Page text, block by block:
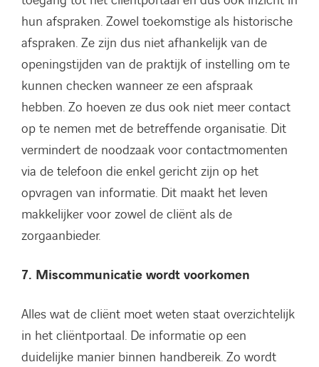
hun afspraken. Zowel toekomstige als historische
afspraken. Ze zijn dus niet afhankelijk van de
openingstijden van de praktijk of instelling om te
kunnen checken wanneer ze een afspraak
hebben. Zo hoeven ze dus ook niet meer contact
op te nemen met de betreffende organisatie. Dit
vermindert de noodzaak voor contactmomenten
via de telefoon die enkel gericht zijn op het
opvragen van informatie. Dit maakt het leven
makkelijker voor zowel de cliënt als de
zorgaanbieder.
7. Miscommunicatie wordt voorkomen
Alles wat de cliënt moet weten staat overzichtelijk
in het cliëntportaal. De informatie op een
duidelijke manier binnen handbereik. Zo wordt